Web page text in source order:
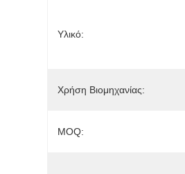
Υλικό:
Χρήση Βιομηχανίας:
MOQ: